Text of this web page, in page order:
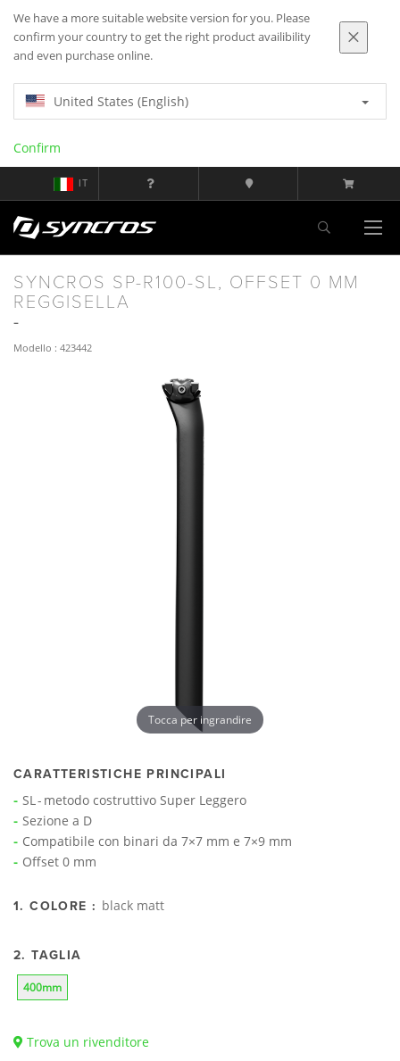
We have a more suitable website version for you. Please
confirm your country to get the right product availibility
and even purchase online.
United States (English)
Confirm
IT
SYNCROS SP-R100-SL, OFFSET 0 MM
REGGISELLA
Modello : 423442
Tocca per ingrandire
CARATTERISTICHE PRINCIPALI
SL - metodo costruttivo Super Leggero
Sezione a D
Compatibile con binari da 7×7 mm e 7×9 mm
Offset 0 mm
1. COLORE : black matt
2. TAGLIA
400mm
Trova un rivenditore